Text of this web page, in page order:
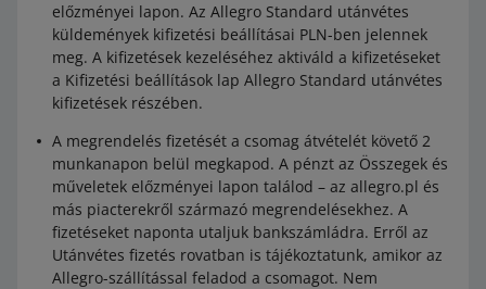
előzményei lapon. Az Allegro Standard utánvétes
küldemények kifizetési beállításai PLN-ben jelennek
meg. A kifizetések kezeléséhez aktiváld a kifizetéseket
a Kifizetési beállítások lap Allegro Standard utánvétes
kifizetések részében.
A megrendelés fizetését a csomag átvételét követő 2
munkanapon belül megkapod. A pénzt az Összegek és
műveletek előzményei lapon találod – az allegro.pl és
más piacterekről származó megrendelésekhez. A
fizetéseket naponta utaljuk bankszámládra. Erről az
Utánvétes fizetés rovatban is tájékoztatunk, amikor az
Allegro-szállítással feladod a csomagot. Nem